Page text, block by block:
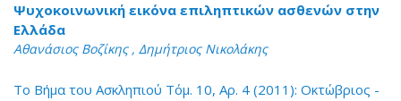
Ψυχοκοινωνική εικόνα επιληπτικών ασθενών στην
Ελλάδα
Αθανάσιος Βοζίκης , Δημήτριος Νικολάκης
Το Βήμα του Ασκληπιού Τόμ. 10, Αρ. 4 (2011): Οκτώβριος -